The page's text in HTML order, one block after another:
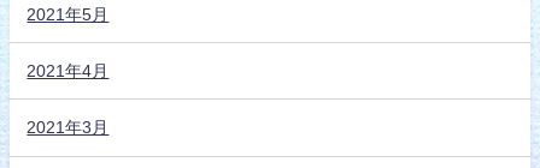
2021年5月
2021年4月
2021年3月